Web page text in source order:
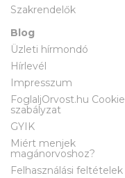
Szakrendelők
Blog
Üzleti hírmondó
Hírlevél
Impresszum
FoglaljOrvost.hu Cookie
szabályzat
GYIK
Miért menjek
magánorvoshoz?
Felhasználási feltételek